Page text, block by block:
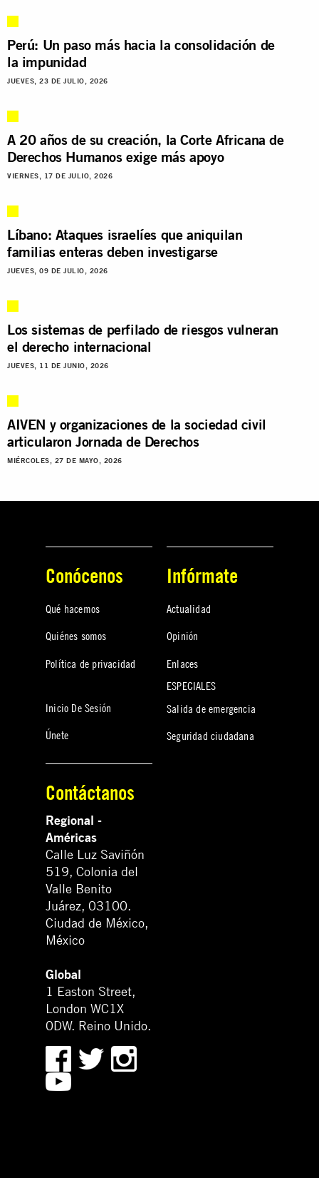
Perú: Un paso más hacia la consolidación de
la impunidad
JUEVES, 23 DE JULIO, 2026
A 20 años de su creación, la Corte Africana de
Derechos Humanos exige más apoyo
VIERNES, 17 DE JULIO, 2026
Líbano: Ataques israelíes que aniquilan
familias enteras deben investigarse
JUEVES, 09 DE JULIO, 2026
Los sistemas de perfilado de riesgos vulneran
el derecho internacional
JUEVES, 11 DE JUNIO, 2026
AIVEN y organizaciones de la sociedad civil
articularon Jornada de Derechos
MIÉRCOLES, 27 DE MAYO, 2026
Conócenos
Qué hacemos
Quiénes somos
Política de privacidad
Inicio De Sesión
Únete
Infórmate
Actualidad
Opinión
Enlaces
ESPECIALES
Salida de emergencia
Seguridad ciudadana
Contáctanos
Regional -
Américas
Calle Luz Saviñón
519, Colonia del
Valle Benito
Juárez, 03100.
Ciudad de México,
México
Global
1 Easton Street,
London WC1X
0DW. Reino Unido.